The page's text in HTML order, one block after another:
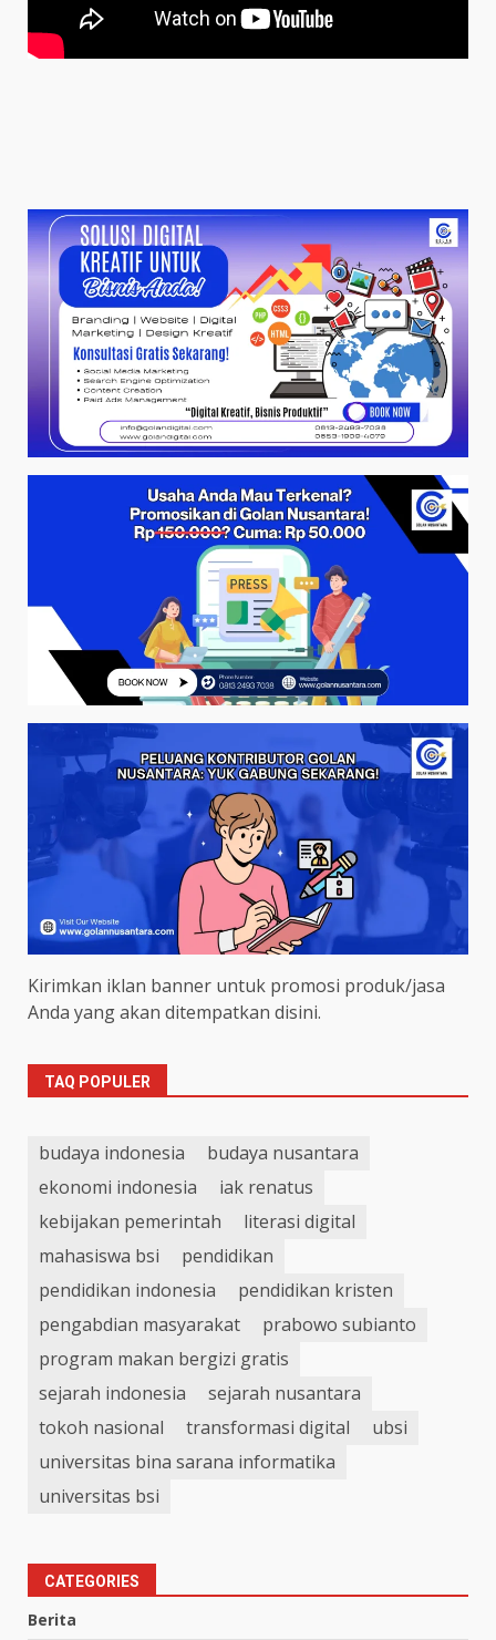
Kirimkan iklan banner untuk promosi produk/jasa
Anda yang akan ditempatkan disini.
TAQ POPULER
budaya indonesia
budaya nusantara
ekonomi indonesia
iak renatus
kebijakan pemerintah
literasi digital
mahasiswa bsi
pendidikan
pendidikan indonesia
pendidikan kristen
pengabdian masyarakat
prabowo subianto
program makan bergizi gratis
sejarah indonesia
sejarah nusantara
tokoh nasional
transformasi digital
ubsi
universitas bina sarana informatika
universitas bsi
CATEGORIES
Berita